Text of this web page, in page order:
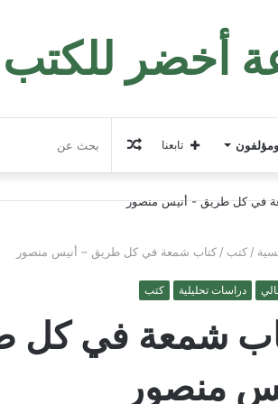
أخضر للكتب
مقال
عشوائي
تابعنا
/ كتب / كتاب شمعة في كل طريق – أنيس منصور
دراسات تحليلية كتب
شمعة في كل
منصور